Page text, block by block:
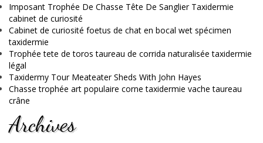
Imposant Trophée De Chasse Tête De Sanglier Taxidermie
cabinet de curiosité
Cabinet de curiosité foetus de chat en bocal wet spécimen
taxidermie
Trophée tete de toros taureau de corrida naturalisée taxidermie
légal
Taxidermy Tour Meateater Sheds With John Hayes
Chasse trophée art populaire corne taxidermie vache taureau
crâne
Archives